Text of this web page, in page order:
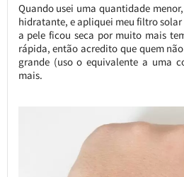
Quando usei uma quantidade
hidratante, e apliquei meu filtro
a pele ficou seca por muito mais
rápida, então acredito que quem
grande (uso o equivalente a uma
mais.